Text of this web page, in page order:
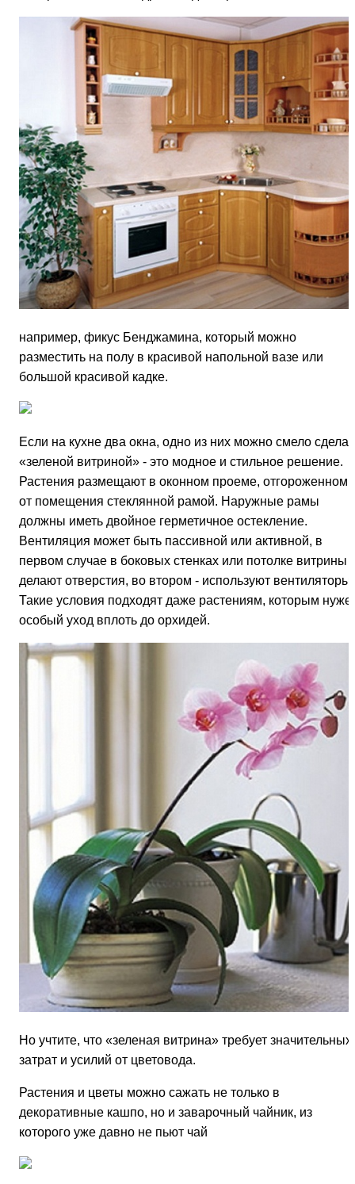
например, фикус Бенджамина, который можно
разместить на полу в красивой напольной вазе или
большой красивой кадке.
Если на кухне два окна, одно из них можно смело
«зеленой витриной» - это модное и стильное решение.
Растения размещают в оконном про­еме, отгороженном
от по­мещения стеклянной рамой. Наружные рамы
должны иметь двойное герметичное остекление.
Вентиляция может быть пассивной или активной, в
первом случае в боковых стенках или потолке витрины
делают отверстия, во втором - используют вентиляторы.
Такие условия подходят даже растениям, которым
особый уход вплоть до орхидей.
Но учти­те, что «зеленая витрина» требует значительных
затрат и усилий от цветовода.
Растения и цветы можно сажать не только в
декоративные кашпо, но и заварочный чайник, из
которого уже давно не пьют чай